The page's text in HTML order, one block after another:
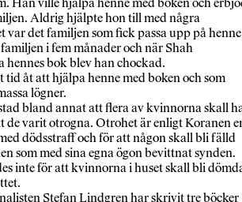
Han ville hjälpa henne med boken och
Aldrig hjälpte hon till med några
var det familjen som fick passa upp på
i fem månader och när Shah
hennes bok blev han chockad.
tid åt att hjälpa henne med boken och som
lögner.
bland annat att flera av kvinnorna skall
de varit otrogna. Otrohet är enligt Koranen
dödsstraff och för att någon skall bli fälld
som med sina egna ögon bevittnat synden.
inte för att kvinnorna i huset skall bli
Stefan Lindgren har skrivit tre böcker